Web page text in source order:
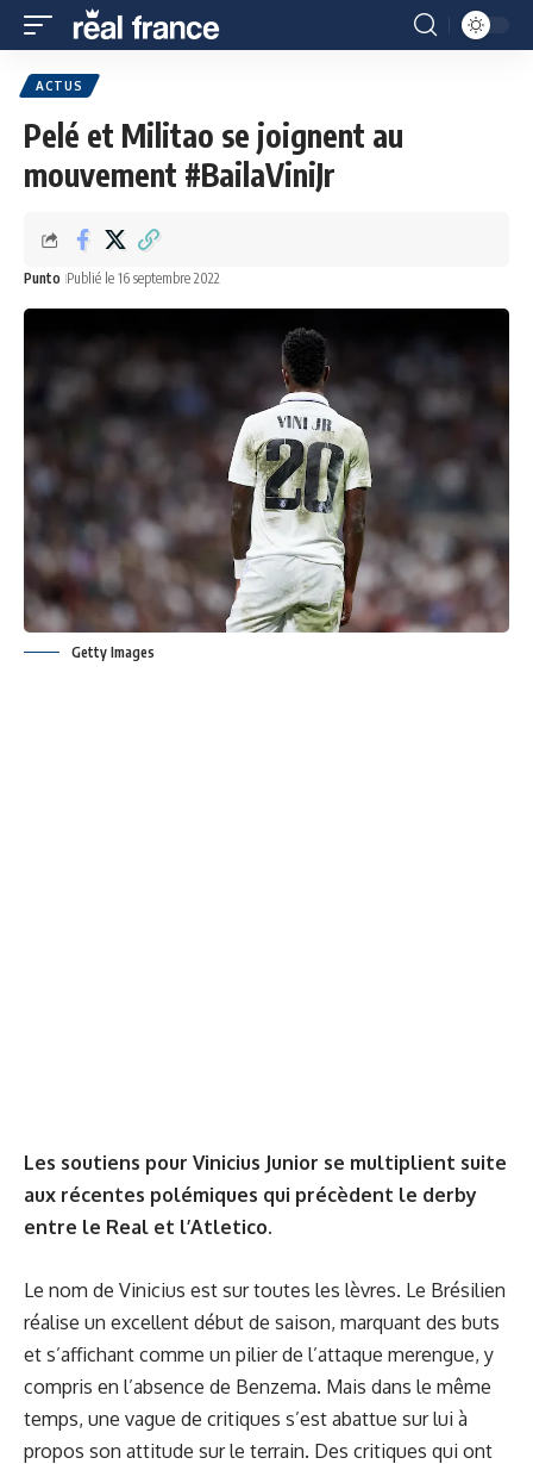
ACTUS
Pelé et Militao se joignent au
mouvement #BailaViniJr
Punto Publié le 16 septembre 2022
Getty Images
Les soutiens pour Vinicius Junior se multiplient suite
aux récentes polémiques qui précèdent le derby
entre le Real et l’Atletico.
Le nom de Vinicius est sur toutes les lèvres. Le Brésilien
réalise un excellent début de saison, marquant des buts
et s’affichant comme un pilier de l’attaque merengue, y
compris en l’absence de Benzema. Mais dans le même
temps, une vague de critiques s’est abattue sur lui à
propos son attitude sur le terrain. Des critiques qui ont